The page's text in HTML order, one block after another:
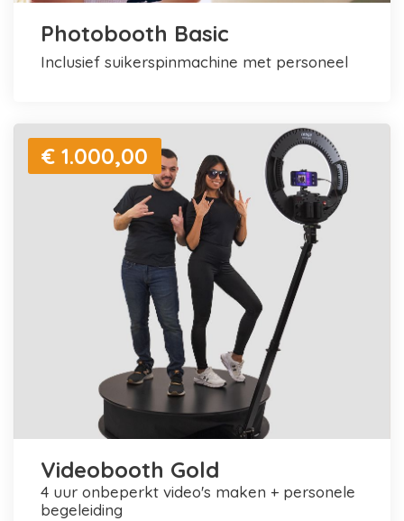
Photobooth Basic
inclusief suikerspinmachine met personeel
€ 1.000,00
Videobooth Gold
4 uur onbeperkt video's maken + personele
begeleiding